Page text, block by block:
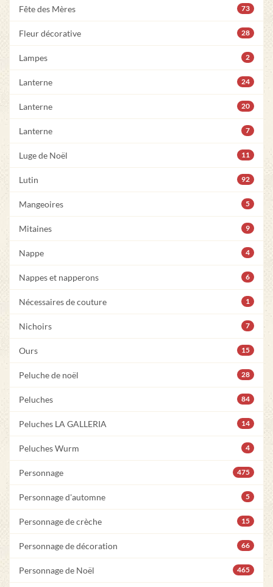
Fête des Mères 73
Fleur décorative 28
Lampes 2
Lanterne 24
Lanterne 20
Lanterne 7
Luge de Noël 11
Lutin 92
Mangeoires 5
Mitaines 9
Nappe 4
Nappes et napperons 6
Nécessaires de couture 1
Nichoirs 7
Ours 15
Peluche de noël 28
Peluches 84
Peluches LA GALLERIA 14
Peluches Wurm 4
Personnage 475
Personnage d'automne 5
Personnage de crèche 15
Personnage de décoration 66
Personnage de Noël 465